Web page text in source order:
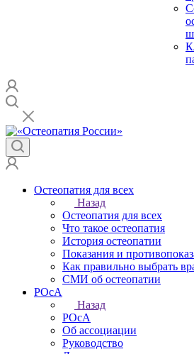
Остеопатия для всех
Назад
Остеопатия для всех
Что такое остеопатия
История остеопатии
Показания и
Как правильно выбрать
СМИ об остеопатии
РОсА
Назад
РОсА
Об ассоциации
Руководство